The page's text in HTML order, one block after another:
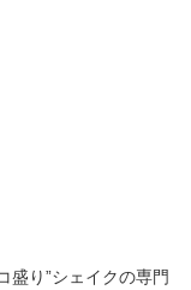
盛り”シェイクの専門